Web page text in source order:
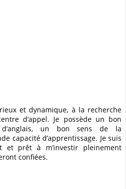
et dynamique, à la recherche
d’appel. Je possède un bon
un bon sens de la
capacité d’apprentissage. Je suis
et prêt à m’investir pleinement
confiées.